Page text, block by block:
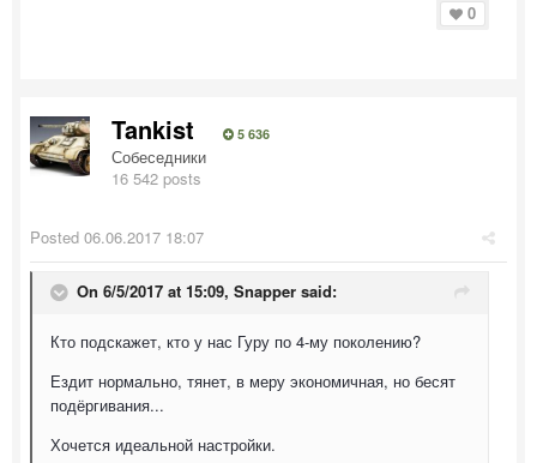
0
Tankist 5 636
Собеседники
16 542 posts
Posted 06.06.2017 18:07
On 6/5/2017 at 15:09, Snapper said:
Кто подскажет, кто у нас Гуру по 4-му поколению?
Ездит нормально, тянет, в меру экономичная, но бесят
подёргивания...
Хочется идеальной настройки.